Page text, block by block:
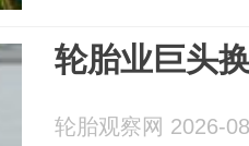
轮胎业巨头
轮胎观察网 2026-